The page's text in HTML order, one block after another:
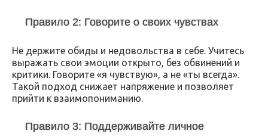
Правило 2: Говорите о своих чувствах
Не держите обиды и недовольства в себе. Учитесь
выражать свои эмоции открыто, без обвинений и
критики. Говорите «я чувствую», а не «ты всегда».
Такой подход снижает напряжение и позволяет
прийти к взаимопониманию.
Правило 3: Поддерживайте личное